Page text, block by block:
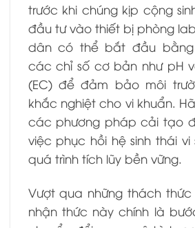
trước khi chúng kịp cộng
đầu tư vào thiết bị phòng
dân có thể bắt đầu
các chỉ số cơ bản như pH
(EC) để đảm bảo môi
khắc nghiệt cho vi khuẩn.
các phương pháp cải tạo
việc phục hồi hệ sinh thái
quá trình tích lũy bền vững.
Vượt qua những thách
nhận thức này chính là